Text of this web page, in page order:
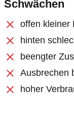
Schwächen
offen kleiner
hinten
beengter
Ausbrechen
hoher